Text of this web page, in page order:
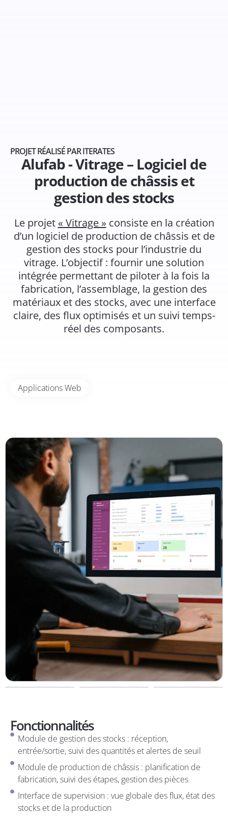
PROJET RÉALISÉ PAR ITERATES
Alufab - Vitrage – Logiciel de
production de châssis et
gestion des stocks
Le projet « Vitrage » consiste en la création
d’un logiciel de production de châssis et de
gestion des stocks pour l’industrie du
vitrage. L’objectif : fournir une solution
intégrée permettant de piloter à la fois la
fabrication, l’assemblage, la gestion des
matériaux et des stocks, avec une interface
claire, des flux optimisés et un suivi temps-
réel des composants.
Applications Web
Fonctionnalités
Module de gestion des stocks : réception,
entrée/sortie, suivi des quantités et alertes de seuil
Module de production de châssis : planification de
fabrication, suivi des étapes, gestion des pièces
Interface de supervision : vue globale des flux, état des
stocks et de la production